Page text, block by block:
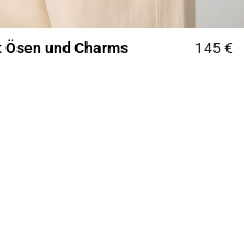
und Charms 145 €